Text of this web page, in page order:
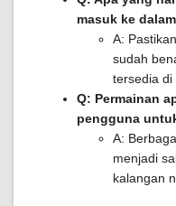
masuk ke
A:
sudah
tersedia di
Q: Permainan
pengguna
A:
menjadi
kalangan